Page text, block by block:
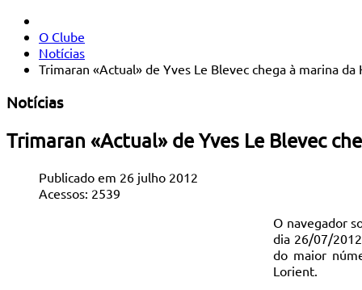
O Clube
Notícias
Trimaran «Actual» de Yves Le Blevec chega à marina
Notícias
Trimaran «Actual» de Yves Le Blevec
Publicado em 26 julho 2012
Acessos: 2539
O navegador
dia 26/07/
do maior
Lorient.